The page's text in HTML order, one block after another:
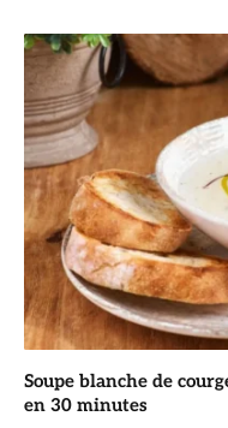
Soupe blanche de
en 30 minutes